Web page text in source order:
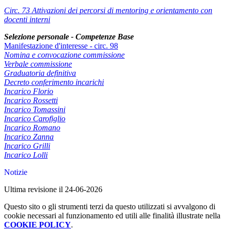
Circ. 73 Attivazioni dei percorsi di mentoring e orientamento con
docenti interni
Selezione personale - Competenze Base
Manifestazione d'interesse - circ. 98
Nomina e convocazione commissione
Verbale commissione
Graduatoria definitiva
Decreto conferimento incarichi
Incarico Florio
Incarico Rossetti
Incarico Tomassini
Incarico Carofiglio
Incarico Romano
Incarico Zanna
Incarico Grilli
Incarico Lolli
Notizie
Ultima revisione il 24-06-2026
Questo sito o gli strumenti terzi da questo utilizzati si avvalgono di
cookie necessari al funzionamento ed utili alle finalità illustrate nella
COOKIE POLICY.